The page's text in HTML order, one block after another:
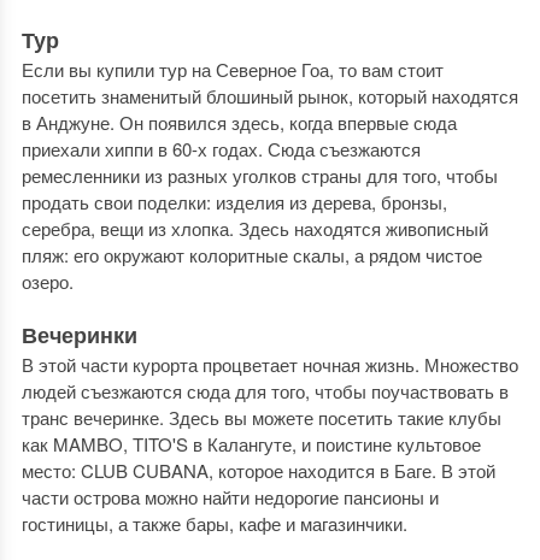
Тур
Если вы купили тур на Северное Гоа, то вам стоит
посетить знаменитый блошиный рынок, который находятся
в Анджуне. Он появился здесь, когда впервые сюда
приехали хиппи в 60-х годах. Сюда съезжаются
ремесленники из разных уголков страны для того, чтобы
продать свои поделки: изделия из дерева, бронзы,
серебра, вещи из хлопка. Здесь находятся живописный
пляж: его окружают колоритные скалы, а рядом чистое
озеро.
Вечеринки
В этой части курорта процветает ночная жизнь. Множество
людей съезжаются сюда для того, чтобы поучаствовать в
транс вечеринке. Здесь вы можете посетить такие клубы
как MAMBO, TITO'S в Калангуте, и поистине культовое
место: CLUB CUBANA, которое находится в Баге. В этой
части острова можно найти недорогие пансионы и
гостиницы, а также бары, кафе и магазинчики.